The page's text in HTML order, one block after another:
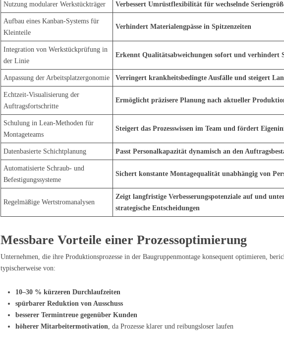
Nutzung modularer Werkstückträger Verbessert Umrüstflexibilität für wechselnde
Aufbau eines Kanban-Systems für
Kleinteile
Verhindert Materialengpässe in Spitzenzeiten
Integration von Werkstückprüfung in
der Linie
Erkennt Qualitätsabweichungen sofort und verhindert
Anpassung der Arbeitsplatzergonomie Verringert krankheitsbedingte Ausfälle und steigert
Echtzeit-Visualisierung der
Auftragsfortschritte
Ermöglicht präzisere Planung nach aktueller
Schulung in Lean-Methoden für
Montageteams
Steigert das Prozesswissen im Team und fördert
Datenbasierte Schichtplanung Passt Personalkapazität dynamisch an den
Automatisierte Schraub- und
Befestigungssysteme
Sichert konstante Montagequalität unabhängig von
Regelmäßige Wertstromanalysen
Zeigt langfristige Verbesserungspotenziale auf und
strategische Entscheidungen
Messbare Vorteile einer Prozessoptimierung
Unternehmen, die ihre Produktionsprozesse in der Baugruppenmontage konsequent optimieren,
typischerweise von:
10–30 % kürzeren Durchlaufzeiten
spürbarer Reduktion von Ausschuss
besserer Termintreue gegenüber Kunden
höherer Mitarbeitermotivation, da Prozesse klarer und reibungsloser laufen